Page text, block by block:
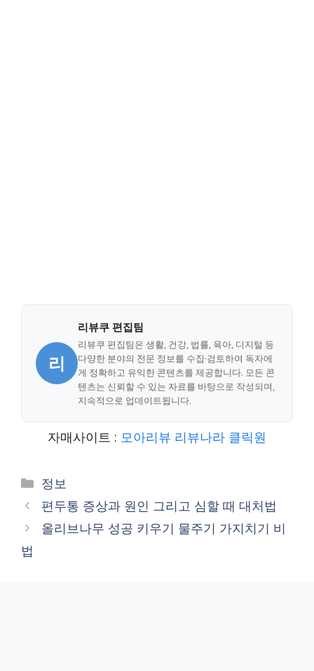
리
리뷰쿠 편집팀
리뷰쿠 편집팀은 생활, 건강, 법률, 육아, 디지털 등
다양한 분야의 전문 정보를 수집·검토하여 독자에
게 정확하고 유익한 콘텐츠를 제공합니다. 모든 콘
텐츠는 신뢰할 수 있는 자료를 바탕으로 작성되며,
지속적으로 업데이트됩니다.
자매사이트 : 모아리뷰 리뷰나라 클릭원
Categories
정보
편두통 증상과 원인 그리고 심할 때 대처법
올리브나무 성공 키우기 물주기 가지치기 비
법